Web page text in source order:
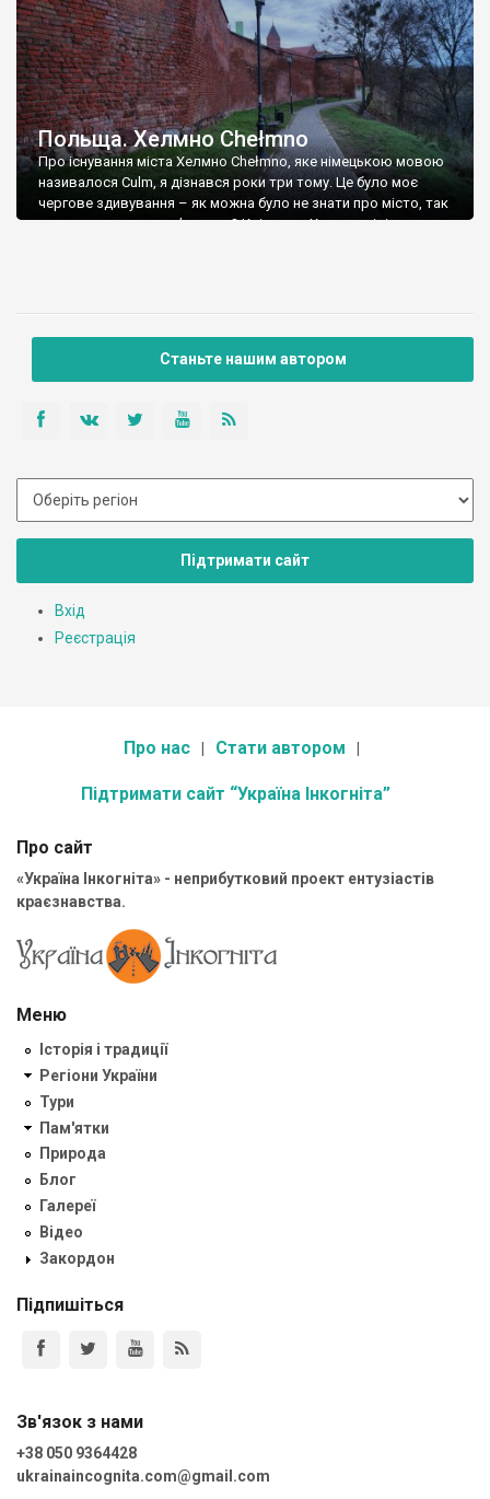
Польща. Хелмно Chełmno
Про існування міста Хелмно Chełmno, яке німецькою мовою
називалося Culm, я дізнався роки три тому. Це було моє
чергове здивування – як можна було не знати про місто, так
сильно насичене пам’ятками? Крім того Хелмно відіграло
Станьте нашим автором
Підтримати сайт
Вхід
Реєстрація
Про нас Стати автором
Підтримати сайт “Україна Інкогніта”
Про сайт
«Україна Інкогніта» - неприбутковий проект ентузіастів
краєзнавства.
Меню
Історія і традиції
Регіони України
Тури
Пам'ятки
Природа
Блог
Галереї
Відео
Закордон
Підпишіться
Зв'язок з нами
+38 050 9364428
ukrainaincognita.com@gmail.com